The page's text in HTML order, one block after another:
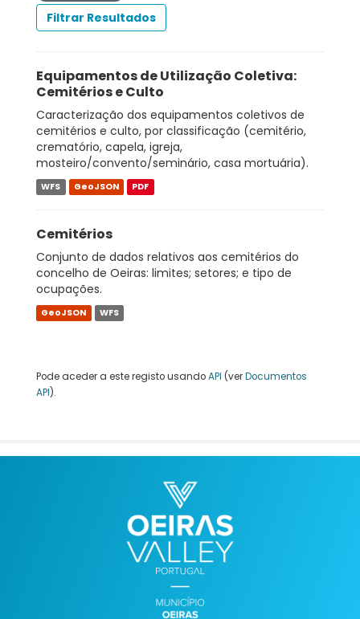
Filtrar Resultados
Equipamentos de Utilização Coletiva:
Cemitérios e Culto
Caracterização dos equipamentos coletivos de
cemitérios e culto, por classificação (cemitério,
crematório, capela, igreja,
mosteiro/convento/seminário, casa mortuária).
WFS GeoJSON PDF
Cemitérios
Conjunto de dados relativos aos cemitérios do
concelho de Oeiras: limites; setores; e tipo de
ocupações.
GeoJSON WFS
Pode aceder a este registo usandoAPI (verDocumentos
API).